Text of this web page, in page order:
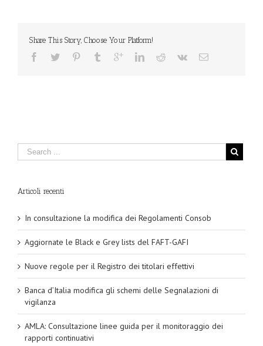
Share This Story, Choose Your Platform!
Articoli recenti
In consultazione la modifica dei Regolamenti Consob
Aggiornate le Black e Grey lists del FAFT-GAFI
Nuove regole per il Registro dei titolari effettivi
Banca d’Italia modifica gli schemi delle Segnalazioni di
vigilanza
AMLA: Consultazione linee guida per il monitoraggio dei
rapporti continuativi